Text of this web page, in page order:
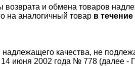
и обмена товаров
на аналогичный товар в
качества, не
14 июня 2002 года № 778 (далее -